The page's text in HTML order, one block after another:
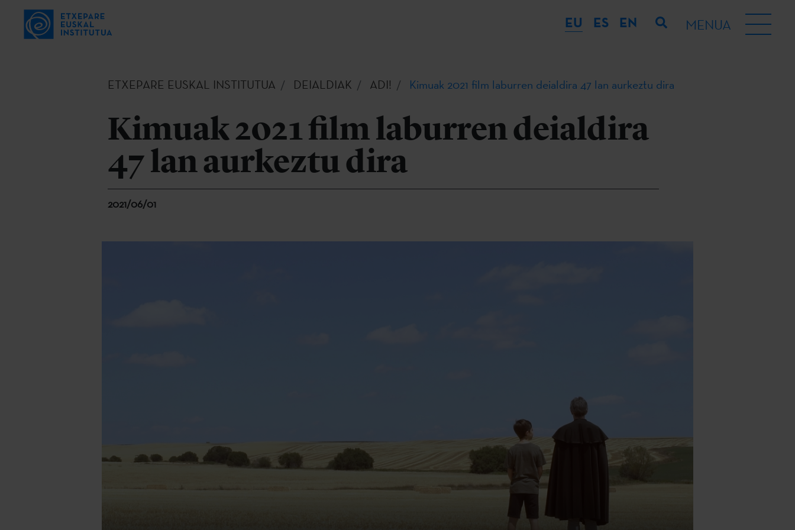
EU ES EN MENUA
ETXEPARE EUSKAL INSTITUTUA DEIALDIAK ADI! Kimuak 2021 film laburren deialdira 47 lan aurkeztu dira
Kimuak 2021 film laburren deialdira
47 lan aurkeztu dira
2021/06/01